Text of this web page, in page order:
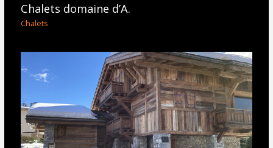
Chalets domaine d’A.
Chalets